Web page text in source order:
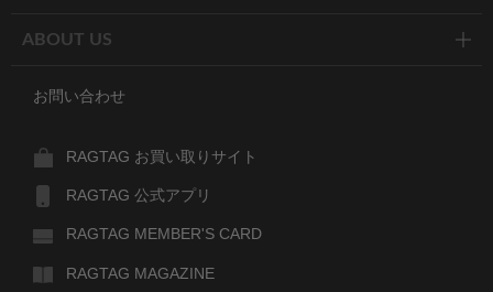
ABOUT US
お問い合わせ
RAGTAG お買い取りサイト
RAGTAG 公式アプリ
RAGTAG MEMBER'S CARD
RAGTAG MAGAZINE